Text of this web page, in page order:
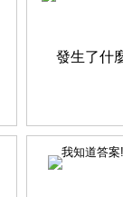
我知道答